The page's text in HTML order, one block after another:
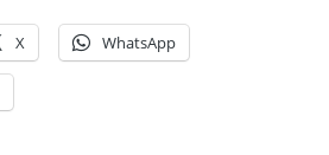
X WhatsApp